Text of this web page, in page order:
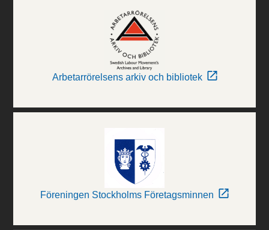
Arbetarrörelsens arkiv och bibliotek
Föreningen Stockholms Företagsminnen